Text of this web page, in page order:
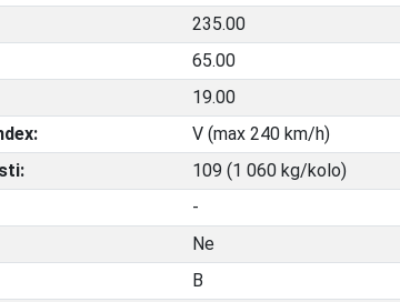
235.00
65.00
19.00
V (max 240 km/h)
109 (1 060 kg/kolo)
-
Ne
B